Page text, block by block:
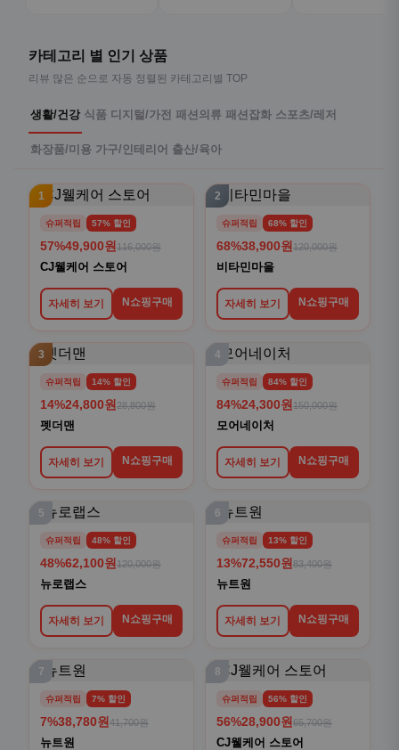
카테고리 별 인기 상품
리뷰 많은 순으로 자동 정렬된 카테고리별 TOP
생활/건강 식품 디지털/가전 패션의류 패션잡화 스포츠/레저
화장품/미용 가구/인테리어 출산/육아
1
슈퍼적립 57% 할인
57%49,900원 116,000원
CJ웰케어 스토어
자세히 보기 N쇼핑구매
2
슈퍼적립 68% 할인
68%38,900원 120,000원
비타민마을
자세히 보기 N쇼핑구매
3
슈퍼적립 14% 할인
14%24,800원 28,800원
펫더맨
자세히 보기 N쇼핑구매
4
슈퍼적립 84% 할인
84%24,300원 150,000원
모어네이처
자세히 보기 N쇼핑구매
5
슈퍼적립 48% 할인
48%62,100원 120,000원
뉴로랩스
자세히 보기 N쇼핑구매
6
슈퍼적립 13% 할인
13%72,550원 83,400원
뉴트원
자세히 보기 N쇼핑구매
7
슈퍼적립 7% 할인
7%38,780원 41,700원
뉴트원
8
슈퍼적립 56% 할인
56%28,900원 65,700원
CJ웰케어 스토어